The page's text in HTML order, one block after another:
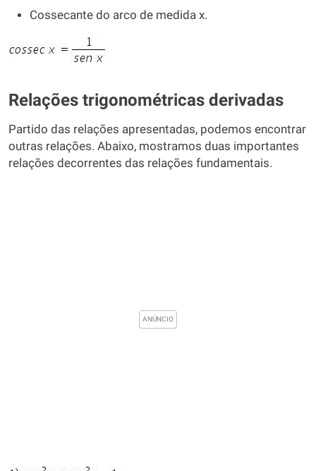
Cossecante do arco de medida x.
Relações trigonométricas derivadas
Partido das relações apresentadas, podemos encontrar
outras relações. Abaixo, mostramos duas importantes
relações decorrentes das relações fundamentais.